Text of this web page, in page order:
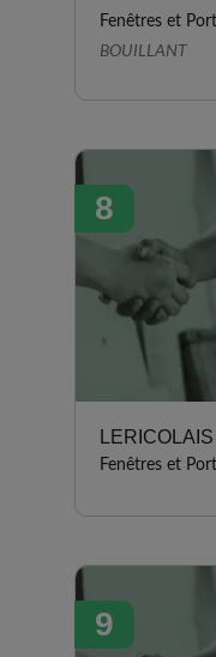
Fenêtres et
BOUILLANT
8
LERICOLAIS
Fenêtres et
9